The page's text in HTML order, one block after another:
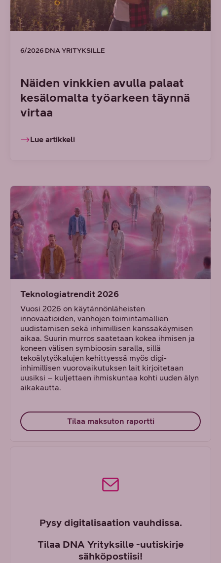
6/2026 DNA YRITYKSILLE
Näiden vinkkien avulla palaat
kesälomalta työarkeen täynnä
virtaa
Lue artikkeli
Teknologiatrendit 2026
Vuosi 2026 on käytännönläheisten
innovaatioiden, vanhojen toimintamallien
uudistamisen sekä inhimillisen kanssakäymisen
aikaa. Suurin murros saatetaan kokea ihmisen ja
koneen välisen symbioosin saralla, sillä
tekoälytyökalujen kehittyessä myös digi-
inhimillisen vuorovaikutuksen lait kirjoitetaan
uusiksi – kuljettaen ihmiskuntaa kohti uuden älyn
aikakautta.
Tilaa maksuton raportti
Pysy digitalisaation vauhdissa.
Tilaa DNA Yrityksille -uutiskirje
sähköpostiisi!